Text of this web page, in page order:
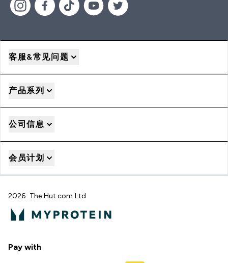
客服&常见问题
产品系列
公司信息
会员计划
2026 The Hut.com Ltd
Pay with